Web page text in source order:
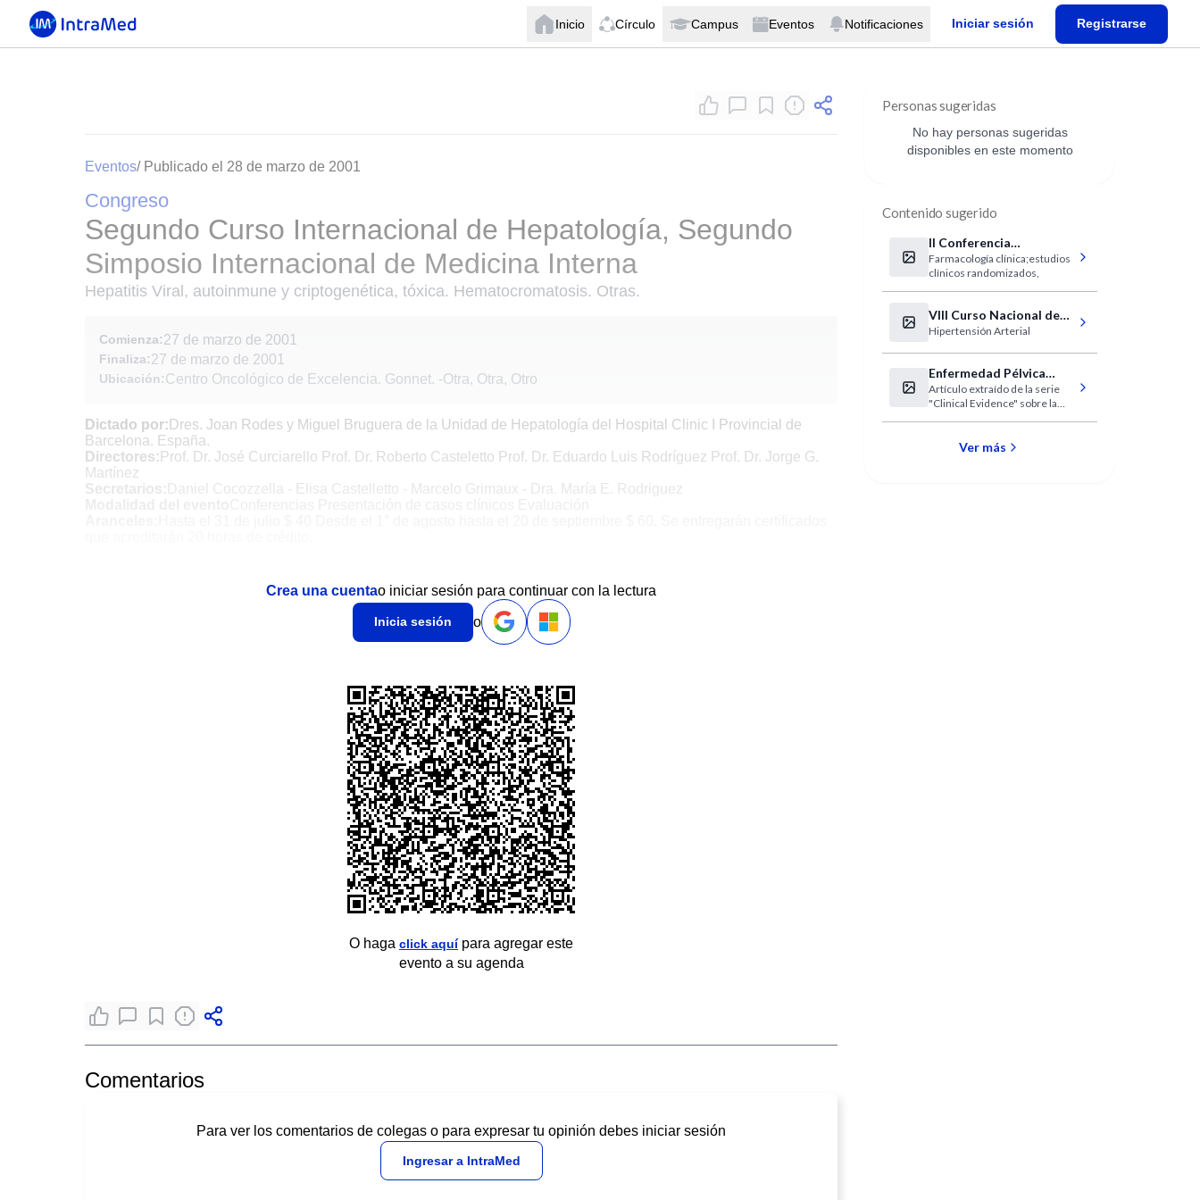
Inicio Círculo Campus Eventos Notificaciones Iniciar sesión Registrarse
Eventos/ Publicado el 28 de marzo de 2001
Congreso
Segundo Curso Internacional de Hepatología, Segundo
Simposio Internacional de Medicina Interna
Hepatitis Viral, autoinmune y criptogenética, tóxica. Hematocromatosis. Otras.
Comienza:27 de marzo de 2001
Finaliza:27 de marzo de 2001
Ubicación:Centro Oncológico de Excelencia. Gonnet. -Otra, Otra, Otro
Dictado por: Dres. Joan Rodes y Miguel Bruguera de la Unidad de Hepatología del Hospital Clinic I Provincial de
Barcelona. España.
Directores: Prof. Dr. José Curciarello Prof. Dr. Roberto Casteletto Prof. Dr. Eduardo Luis Rodríguez Prof. Dr. Jorge G.
Martínez
Secretarios: Daniel Cocozzella - Elisa Castelletto - Marcelo Grimaux - Dra. María E. Rodriguez
Crea una cuentao iniciar sesión para continuar con la lectura
Inicia sesión o
O haga click aquípara agregar este
evento a su agenda
Comentarios
Para ver los comentarios de colegas o para expresar tu opinión debes iniciar sesión
Ingresar a IntraMed
Personas sugeridas
No hay personas sugeridas
disponibles en este momento
Contenido sugerido
II Conferencia
Panamericana de
Medicina Farmacéutica
Farmacología clínica;estudios
clínicos randomizados,
VIII Curso Nacional de
Hipertensión Arterial
Hipertensión Arterial
Enfermedad Pélvica
Inflamatoria
Artículo extraído de la serie
"Clinical Evidence" sobre la
evidencia disponible con
Ver más